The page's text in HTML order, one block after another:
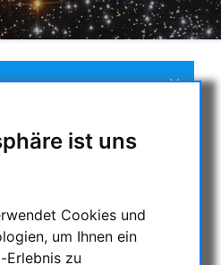
ist uns
Cookies und
um Ihnen ein
Erlebnis zu